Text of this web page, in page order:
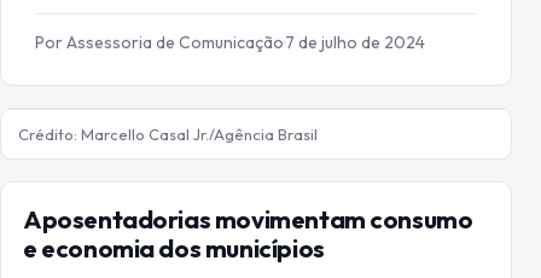
Por Assessoria de Comunicação·7 de julho de 2024
Crédito: Marcello Casal Jr./Agência Brasil
Aposentadorias movimentam consumo
e economia dos municípios